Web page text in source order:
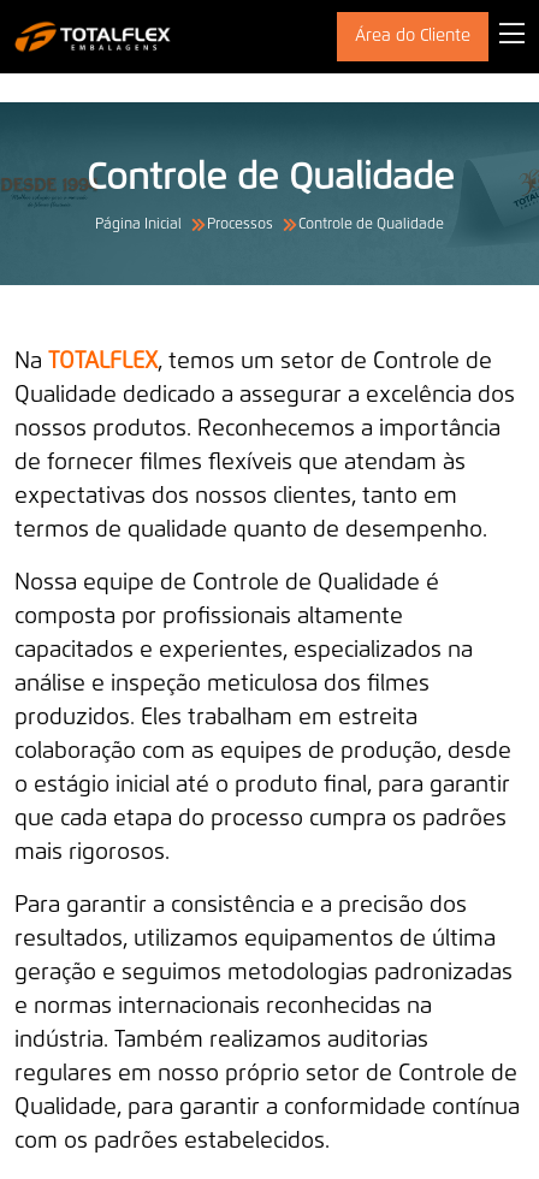
Área do Cliente
Controle de Qualidade
Página Inicial Processos Controle de Qualidade
Na TOTALFLEX, temos um setor de Controle de
Qualidade dedicado a assegurar a excelência dos
nossos produtos. Reconhecemos a importância
de fornecer filmes flexíveis que atendam às
expectativas dos nossos clientes, tanto em
termos de qualidade quanto de desempenho.
Nossa equipe de Controle de Qualidade é
composta por profissionais altamente
capacitados e experientes, especializados na
análise e inspeção meticulosa dos filmes
produzidos. Eles trabalham em estreita
colaboração com as equipes de produção, desde
o estágio inicial até o produto final, para garantir
que cada etapa do processo cumpra os padrões
mais rigorosos.
Para garantir a consistência e a precisão dos
resultados, utilizamos equipamentos de última
geração e seguimos metodologias padronizadas
e normas internacionais reconhecidas na
indústria. Também realizamos auditorias
regulares em nosso próprio setor de Controle de
Qualidade, para garantir a conformidade contínua
com os padrões estabelecidos.